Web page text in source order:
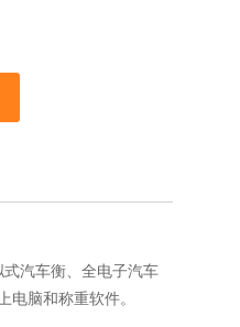
汽车衡、全电子汽车
脑和称重软件。